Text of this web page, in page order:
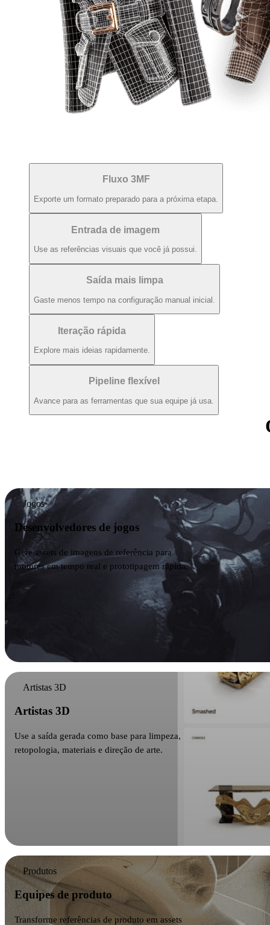
Fluxo 3MF
Exporte um formato preparado para a próxima etapa.
Entrada de imagem
Use as referências visuais que você já possui.
Saída mais limpa
Gaste menos tempo na configuração manual inicial.
Iteração rápida
Explore mais ideias rapidamente.
Pipeline flexível
Avance para as ferramentas que sua equipe já usa.
Jogos
Desenvolvedores de jogos
Gere assets de imagens de referência para
motores em tempo real e prototipagem rápida.
Artistas 3D
Artistas 3D
Use a saída gerada como base para limpeza,
retopologia, materiais e direção de arte.
Produtos
Equipes de produto
Transforme referências de produto em assets